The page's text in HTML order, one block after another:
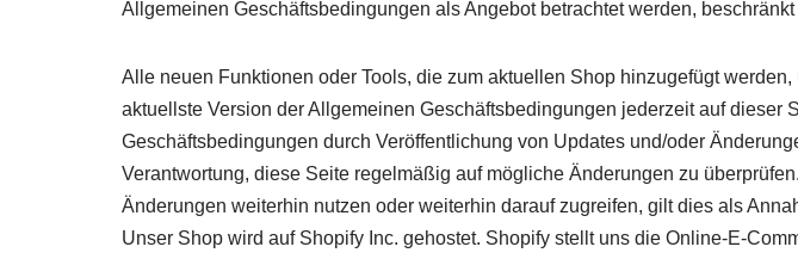
Allgemeinen Geschäftsbedingungen als Angebot betrachtet werden,
Alle neuen Funktionen oder Tools, die zum aktuellen Shop hinzugefügt
aktuellste Version der Allgemeinen Geschäftsbedingungen jederzeit auf
Geschäftsbedingungen durch Veröffentlichung von Updates und/oder
Verantwortung, diese Seite regelmäßig auf mögliche Änderungen zu
Änderungen weiterhin nutzen oder weiterhin darauf zugreifen, gilt dies als
Unser Shop wird auf Shopify Inc. gehostet. Shopify stellt uns die Online-E-